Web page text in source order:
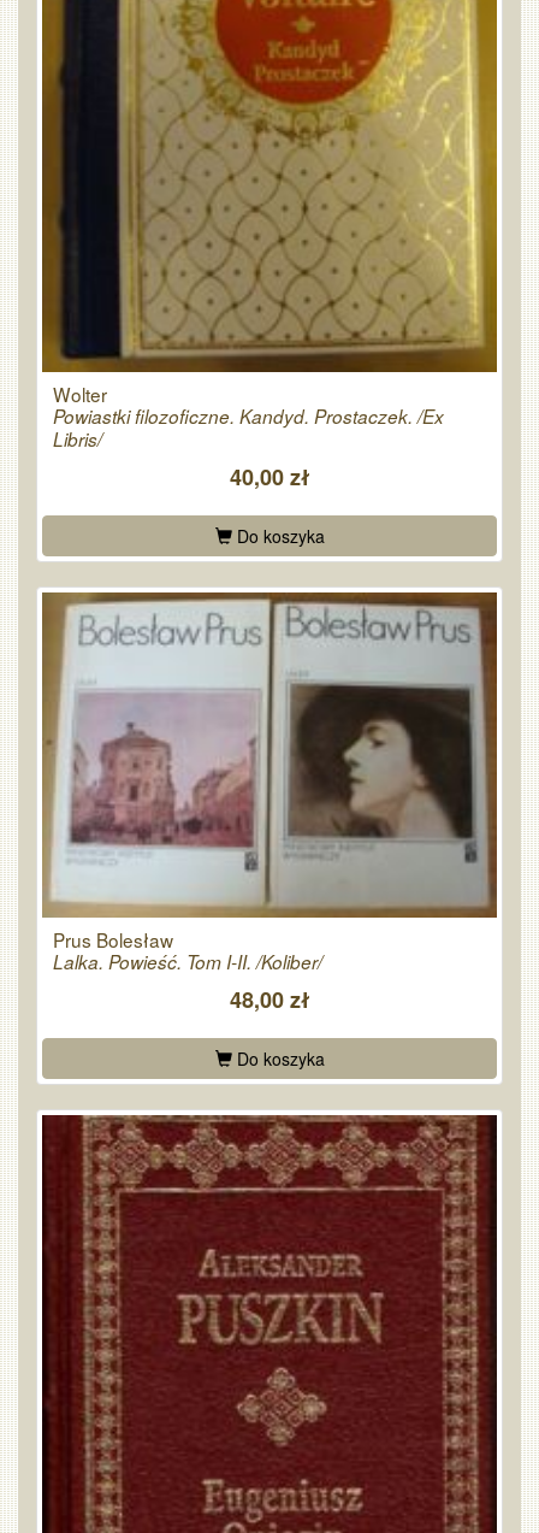
Wolter
Powiastki filozoficzne. Kandyd. Prostaczek. /Ex
Libris/
40,00 zł
Do koszyka
Prus Bolesław
Lalka. Powieść. Tom I-II. /Koliber/
48,00 zł
Do koszyka